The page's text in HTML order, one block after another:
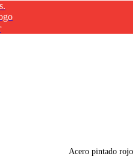
Acero pintado rojo